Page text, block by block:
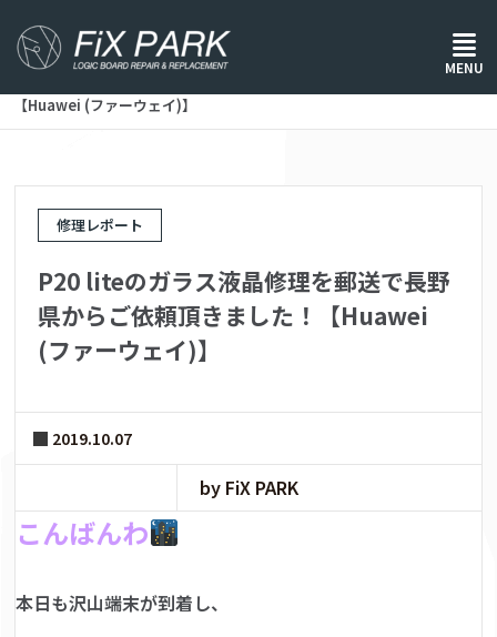
MENU
ホーム/ 修理レポート/
P20 liteのガラス液晶修理を郵送で長野県からご依頼頂きました！
【Huawei (ファーウェイ)】
修理レポート
P20 liteのガラス液晶修理を郵送で長野
県からご依頼頂きました！【Huawei
(ファーウェイ)】
2019.10.07
by FiX PARK
こんばんわ
本日も沢山端末が到着し、